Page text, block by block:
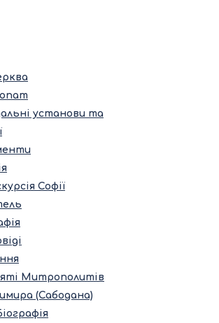
установи та
Софії
Митрополитів
(Сабодана)